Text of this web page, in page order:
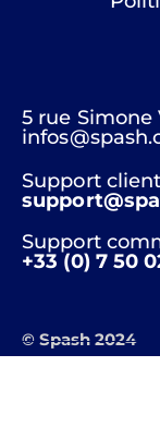
5 rue Simone
Support client
Support
+33 (0) 7 50
© Spash 2024